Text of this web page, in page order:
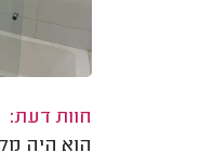
חוות דעת:
הוא היה